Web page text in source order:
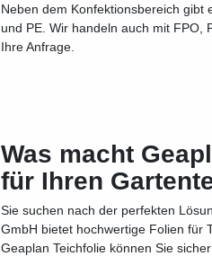
Neben dem Konfektionsbereich gibt
und PE. Wir handeln auch mit FPO,
Ihre Anfrage.
Was macht
für Ihren
Sie suchen nach der perfekten
GmbH bietet hochwertige Folien für
Geaplan Teichfolie können Sie